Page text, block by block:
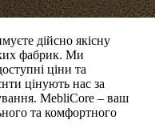
дійсно якісну
фабрик. Ми
ціни та
цінують нас за
MebliCore – ваш
та комфортного